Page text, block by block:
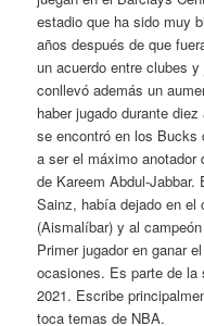
estadio que ha sido muy
años después de que
un acuerdo entre clubes
conllevó además un
haber jugado durante
se encontró en los Bucks
a ser el máximo anotador
de Kareem Abdul-Jabbar.
Sainz, había dejado en el
(Aismalíbar) y al
Primer jugador en ganar
ocasiones. Es parte de
2021. Escribe
toca temas de NBA.